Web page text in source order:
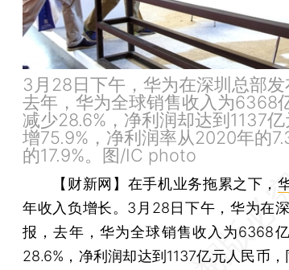
3月28日下午，华为在深圳总部发
去年，华为全球销售收入为6368
减少28.6%，净利润却达到1137
增75.9%，净利润率从2020年的
的17.9%。图/IC photo
【财新网】 在手机业务拖累之下，
年收入负增长。3月28日下午，华为在
报，去年，华为全球销售收入为6368
28.6%，净利润却达到1137亿元人民币